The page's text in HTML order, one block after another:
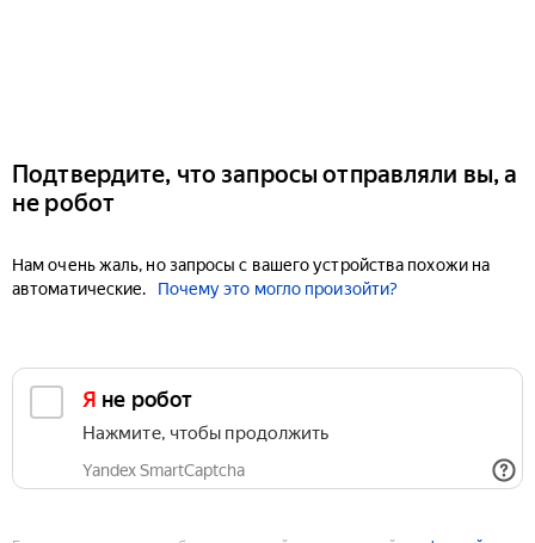
Подтвердите, что запросы отправляли вы, а
не робот
Нам очень жаль, но запросы с вашего устройства похожи на
автоматические.
Почему это могло произойти?
Я не робот
Нажмите, чтобы продолжить
Yandex SmartCaptcha